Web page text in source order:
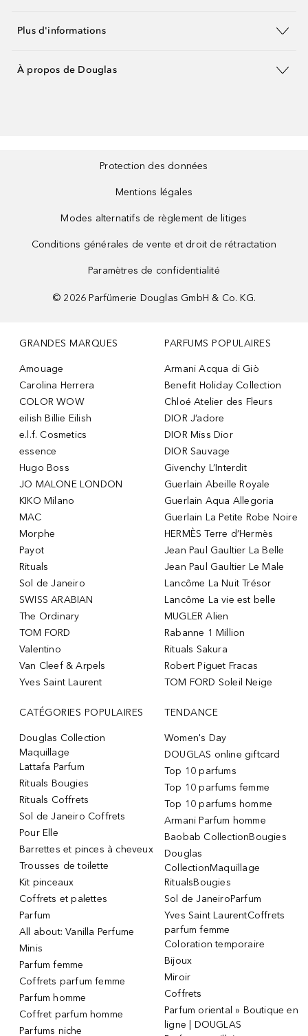
Plus d'informations
À propos de Douglas
Protection des données
Mentions légales
Modes alternatifs de règlement de litiges
Conditions générales de vente et droit de rétractation
Paramètres de confidentialité
© 2026 Parfümerie Douglas GmbH & Co. KG.
GRANDES MARQUES
Amouage
Carolina Herrera
COLOR WOW
eilish Billie Eilish
e.l.f. Cosmetics
essence
Hugo Boss
JO MALONE LONDON
KIKO Milano
MAC
Morphe
Payot
Rituals
Sol de Janeiro
SWISS ARABIAN
The Ordinary
TOM FORD
Valentino
Van Cleef & Arpels
Yves Saint Laurent
PARFUMS POPULAIRES
Armani Acqua di Giò
Benefit Holiday Collection
Chloé Atelier des Fleurs
DIOR J’adore
DIOR Miss Dior
DIOR Sauvage
Givenchy L’Interdit
Guerlain Abeille Royale
Guerlain Aqua Allegoria
Guerlain La Petite Robe Noire
HERMÈS Terre d’Hermès
Jean Paul Gaultier La Belle
Jean Paul Gaultier Le Male
Lancôme La Nuit Trésor
Lancôme La vie est belle
MUGLER Alien
Rabanne 1 Million
Rituals Sakura
Robert Piguet Fracas
TOM FORD Soleil Neige
CATÉGORIES POPULAIRES
Douglas Collection
Maquillage
Lattafa Parfum
Rituals Bougies
Rituals Coffrets
Sol de Janeiro Coffrets
Pour Elle
Barrettes et pinces à cheveux
Trousses de toilette
Kit pinceaux
Coffrets et palettes
Parfum
All about: Vanilla Perfume
Minis
Parfum femme
Coffrets parfum femme
Parfum homme
Coffret parfum homme
Parfums niche
TENDANCE
Women's Day
DOUGLAS online giftcard
Top 10 parfums
Top 10 parfums femme
Top 10 parfums homme
Armani Parfum homme
Baobab CollectionBougies
Douglas
CollectionMaquillage
RitualsBougies
Sol de JaneiroParfum
Yves Saint LaurentCoffrets
parfum femme
Coloration temporaire
Bijoux
Miroir
Coffrets
Parfum oriental » Boutique en
ligne | DOUGLAS